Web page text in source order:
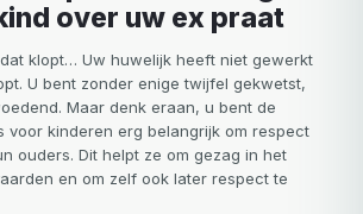
over uw ex praat
klopt… Uw huwelijk heeft niet gewerkt
U bent zonder enige twijfel gekwetst,
Maar denk eraan, u bent de
voor kinderen erg belangrijk om respect
ouders. Dit helpt ze om gezag in het
en om zelf ook later respect te